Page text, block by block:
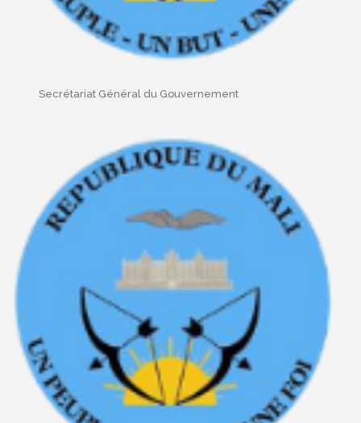
Secrétariat Général du Gouvernement